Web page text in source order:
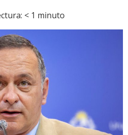
< 1 minuto